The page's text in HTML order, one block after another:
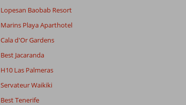
Lopesan Baobab Resort
Marins Playa Aparthotel
Cala d'Or Gardens
Best Jacaranda
H10 Las Palmeras
Servateur Waikiki
Best Tenerife